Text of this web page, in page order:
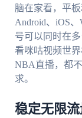
脑在家看，平板
Android、iOS
号可以同时在
看咪咕视频世
NBA直播，都
求。
稳定无限